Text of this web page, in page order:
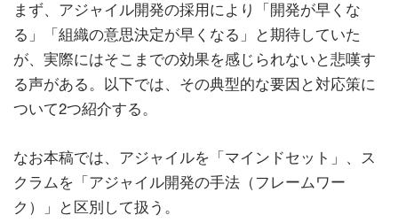
まず、アジャイル開発の採用により「開発が早くな
る」「組織の意思決定が早くなる」と期待していた
が、実際にはそこまでの効果を感じられないと悲嘆す
る声がある。以下では、その典型的な要因と対応策に
ついて2つ紹介する。
なお本稿では、アジャイルを「マインドセット」、ス
クラムを「アジャイル開発の手法（フレームワー
ク）」と区別して扱う。